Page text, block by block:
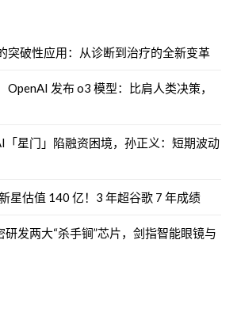
突破性应用：从诊断到治疗的全新变革
OpenAI 发布 o3 模型：比肩人类决策，
「星门」陷融资困境，孙正义：短期波动
星估值 140 亿！3 年超谷歌 7 年成绩
发两大“杀手锏”芯片，剑指智能眼镜与